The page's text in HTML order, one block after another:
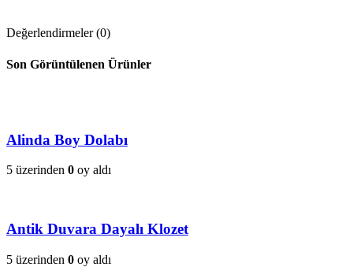
Değerlendirmeler (0)
Son Görüntülenen Ürünler
Alinda Boy Dolabı
5 üzerinden 0 oy aldı
Antik Duvara Dayalı Klozet
5 üzerinden 0 oy aldı